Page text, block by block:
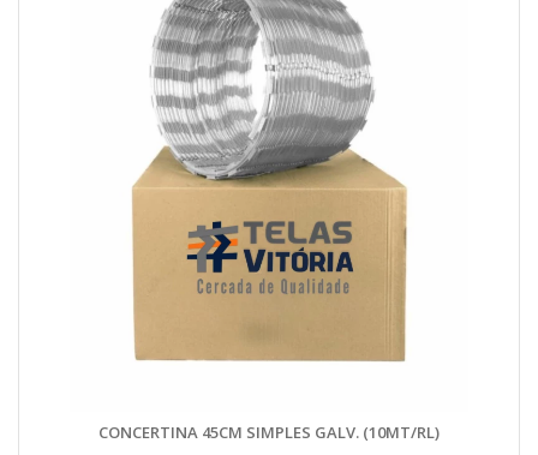
CONCERTINA 45CM SIMPLES GALV. (10MT/RL)